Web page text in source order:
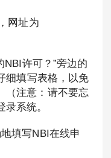
网址为
许可？”旁边的
细填写表格，以免
（注意：请不要忘
系统。
填写NBI在线申